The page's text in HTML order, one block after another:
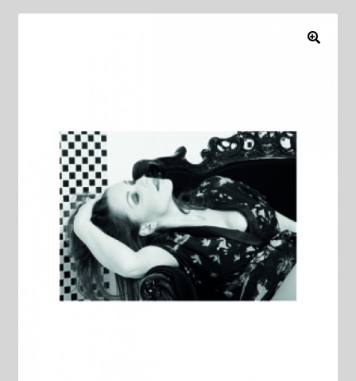
Linkliste
Mein Konto
Mitglieder